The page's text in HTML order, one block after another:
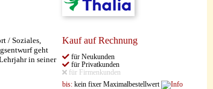
/ Soziales,
geht
in seiner
Kauf auf Rechnung
für Neukunden
für Privatkunden
für Firmenkunden
bis: kein fixer Maximalbestellwert